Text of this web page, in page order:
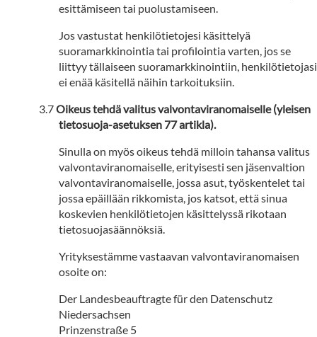
esittämiseen tai puolustamiseen.
Jos vastustat henkilötietojesi käsittelyä
suoramarkkinointia tai profilointia varten, jos se
liittyy tällaiseen suoramarkkinointiin, henkilötietojasi
ei enää käsitellä näihin tarkoituksiin.
Oikeus tehdä valitus valvontaviranomaiselle (yleisen
tietosuoja-asetuksen 77 artikla).
Sinulla on myös oikeus tehdä milloin tahansa valitus
valvontaviranomaiselle, erityisesti sen jäsenvaltion
valvontaviranomaiselle, jossa asut, työskentelet tai
jossa epäillään rikkomista, jos katsot, että sinua
koskevien henkilötietojen käsittelyssä rikotaan
tietosuojasäännöksiä.
Yrityksestämme vastaavan valvontaviranomaisen
osoite on:
Der Landesbeauftragte für den Datenschutz
Niedersachsen
Prinzenstraße 5